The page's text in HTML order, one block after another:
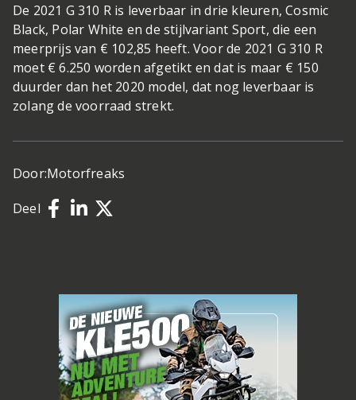
De 2021 G 310 R is leverbaar in drie kleuren, Cosmic
Black, Polar White en de stijlvariant Sport, die een
meerprijs van € 102,85 heeft. Voor de 2021 G 310 R
moet € 6.250 worden afgetikt en dat is maar € 150
duurder dan het 2020 model, dat nog leverbaar is
zolang de voorraad strekt.
Door:Motorfreaks
Deel